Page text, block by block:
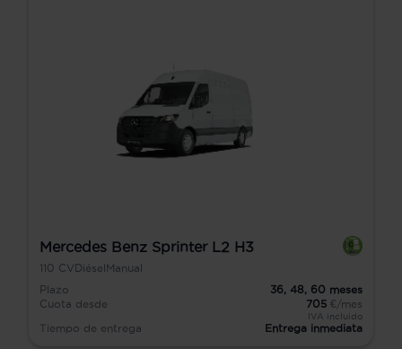
Mercedes Benz Sprinter L2 H3
110 CV Diésel Manual
Plazo
36, 48, 60 meses
Cuota desde
705 €/mes
IVA incluido
Tiempo de entrega Entrega inmediata